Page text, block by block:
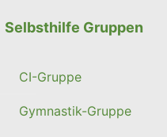
Selbsthilfe Gruppen
CI-Gruppe
Gymnastik-Gruppe